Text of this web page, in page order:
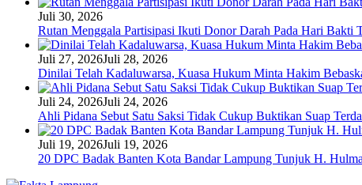
Juli 30, 2026
Rutan Menggala Partisipasi Ikuti Donor Darah Pada Hari Bakti
Juli 27, 2026Juli 28, 2026
Dinilai Telah Kadaluwarsa, Kuasa Hukum Minta Hakim
Juli 24, 2026Juli 24, 2026
Ahli Pidana Sebut Satu Saksi Tidak Cukup Buktikan Suap
Juli 19, 2026Juli 19, 2026
20 DPC Badak Banten Kota Bandar Lampung Tunjuk H.